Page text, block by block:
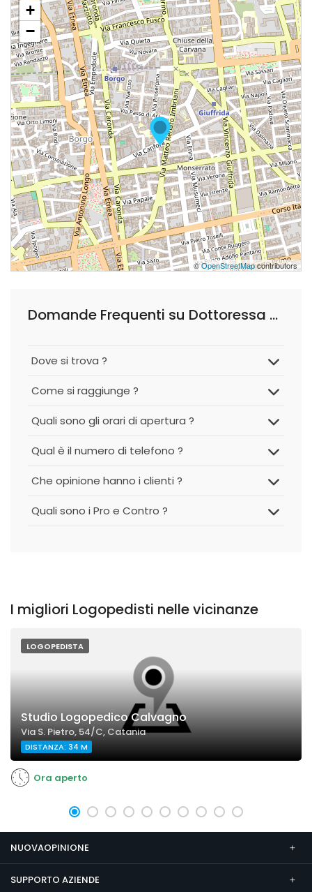
+
−
©OpenStreetMapcontributors
Domande Frequenti su Dottoressa Mariangela Luisa Calvagno, Logopedista
Dove si trova ?
Come si raggiunge ?
Quali sono gli orari di apertura ?
Qual è il numero di telefono ?
Che opinione hanno i clienti ?
Quali sono i Pro e Contro ?
I migliori Logopedisti nelle vicinanze
LOGOPEDISTA
Studio Logopedico Calvagno
Via S. Pietro, 54/C, Catania
DISTANZA: 34 M
Ora aperto
NUOVAOPINIONE
SUPPORTO AZIENDE